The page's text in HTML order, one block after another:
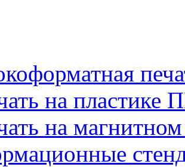
на пластике
на